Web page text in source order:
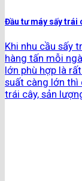
Đầu tư máy sấy trái
Khi nhu cầu sấy
hàng tấn mỗi
lớn phù hợp là
suất càng lớn thì
trái cây, sản